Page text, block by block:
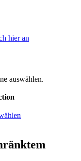
hier an
auswählen.